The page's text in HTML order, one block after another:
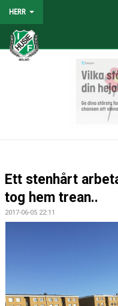
HERR
HEM
MATCHER
BILDGALLERI
Ett stenhårt
tog hem trean..
2017-06-05 22:11